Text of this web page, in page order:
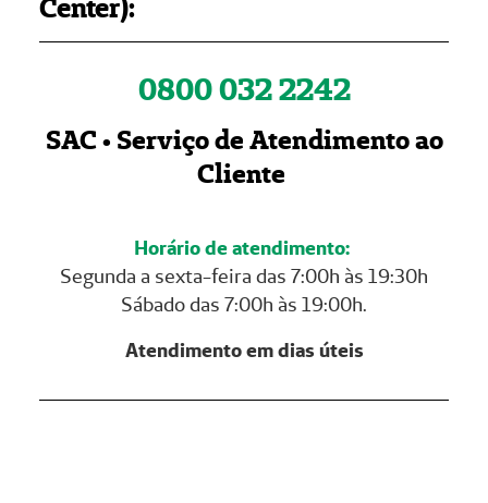
Center):
0800 032 2242
SAC • Serviço de Atendimento ao
Cliente
Horário de atendimento:
Segunda a sexta-feira das 7:00h às 19:30h
Sábado das 7:00h às 19:00h.
Atendimento em dias úteis